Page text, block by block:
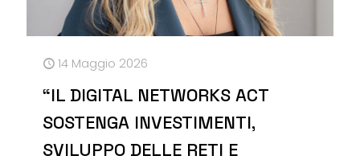
14 Maggio 2026
“IL DIGITAL NETWORKS ACT
SOSTENGA INVESTIMENTI,
SVILUPPO DELLE RETI E